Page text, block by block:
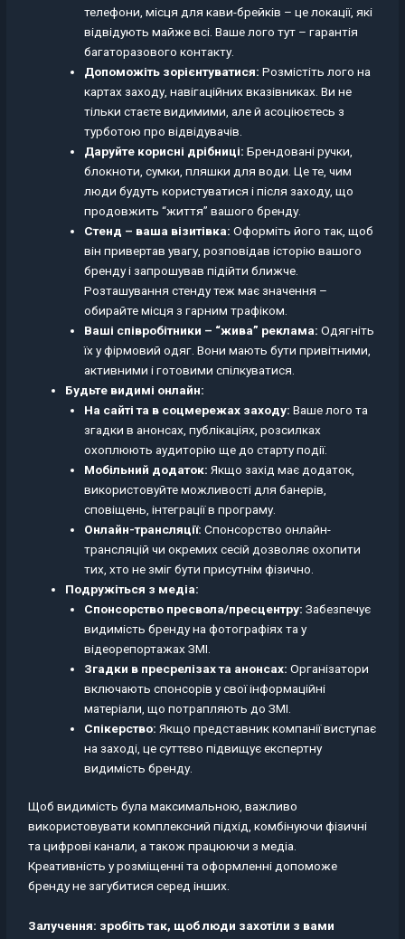
телефони, місця для кави-брейків – це локації, які
відвідують майже всі. Ваше лого тут – гарантія
багаторазового контакту.
Допоможіть зорієнтуватися: Розмістіть лого на
картах заходу, навігаційних вказівниках. Ви не
тільки стаєте видимими, але й асоціюєтесь з
турботою про відвідувачів.
Даруйте корисні дрібниці: Брендовані ручки,
блокноти, сумки, пляшки для води. Це те, чим
люди будуть користуватися і після заходу, що
продовжить “життя” вашого бренду.
Стенд – ваша візитівка: Оформіть його так, щоб
він привертав увагу, розповідав історію вашого
бренду і запрошував підійти ближче.
Розташування стенду теж має значення –
обирайте місця з гарним трафіком.
Ваші співробітники – “жива” реклама: Одягніть
їх у фірмовий одяг. Вони мають бути привітними,
активними і готовими спілкуватися.
Будьте видимі онлайн:
На сайті та в соцмережах заходу: Ваше лого та
згадки в анонсах, публікаціях, розсилках
охоплюють аудиторію ще до старту події.
Мобільний додаток: Якщо захід має додаток,
використовуйте можливості для банерів,
сповіщень, інтеграції в програму.
Онлайн-трансляції: Спонсорство онлайн-
трансляцій чи окремих сесій дозволяє охопити
тих, хто не зміг бути присутнім фізично.
Подружіться з медіа:
Спонсорство пресвола/пресцентру: Забезпечує
видимість бренду на фотографіях та у
відеорепортажах ЗМІ.
Згадки в пресрелізах та анонсах: Організатори
включають спонсорів у свої інформаційні
матеріали, що потрапляють до ЗМІ.
Спікерство: Якщо представник компанії виступає
на заході, це суттєво підвищує експертну
видимість бренду.
Щоб видимість була максимальною, важливо
використовувати комплексний підхід, комбінуючи фізичні
та цифрові канали, а також працюючи з медіа.
Креативність у розміщенні та оформленні допоможе
бренду не загубитися серед інших.
Залучення: зробіть так, щоб люди захотіли з вами